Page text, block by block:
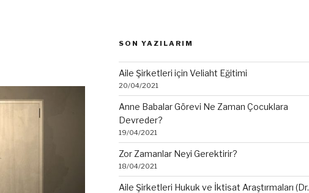
SON YAZILARIM
Aile Şirketleri için Veliaht Eğitimi
20/04/2021
Anne Babalar Görevi Ne Zaman Çocuklara
Devreder?
19/04/2021
Zor Zamanlar Neyi Gerektirir?
18/04/2021
Aile Şirketleri Hukuk ve İktisat Araştırmaları (Dr.